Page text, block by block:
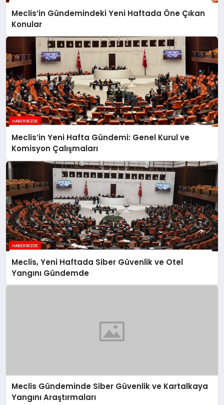
Meclis’in Gündemindeki Yeni Haftada Öne Çıkan
Konular
Meclis’in Yeni Hafta Gündemi: Genel Kurul ve
Komisyon Çalışmaları
Meclis, Yeni Haftada Siber Güvenlik ve Otel
Yangını Gündemde
Meclis Gündeminde Siber Güvenlik ve Kartalkaya
Yangını Araştırmaları